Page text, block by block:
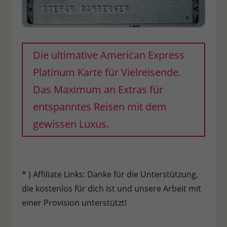
Die ultimative American Express
Platinum Karte für Vielreisende.
Das Maximum an Extras für
entspanntes Reisen mit dem
gewissen Luxus.
* ) Affiliate Links: Danke für die Unterstützung,
die kostenlos für dich ist und unsere Arbeit mit
einer Provision unterstützt!